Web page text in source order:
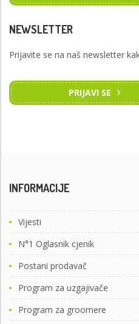
NEWSLETTER
Prijavite se na naš newsletter
PRIJAVI SE
INFORMACIJE
Vijesti
N°1 Oglasnik cjenik
Postani prodavač
Program za uzgajivače
Program za groomere